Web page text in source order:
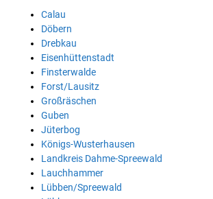
Calau
Döbern
Drebkau
Eisenhüttenstadt
Finsterwalde
Forst/Lausitz
Großräschen
Guben
Jüterbog
Königs-Wusterhausen
Landkreis Dahme-Spreewald
Lauchhammer
Lübben/Spreewald